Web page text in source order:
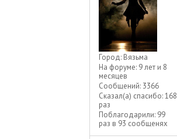
Город: Вязьма
На форуме: 9 лет и 8
месяцев
Сообщений: 3366
Сказал(а) спасибо:168
раз
Поблагодарили: 99
раз в 93 сообщенях